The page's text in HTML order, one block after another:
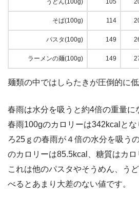
うどん(100g) 105
そば(100g) 114
パスタ(100g) 149
ラーメンの麺(100g) 149
麺類の中ではしらたきが圧倒的に低
春雨は水分を吸うと約4倍の重量に
春雨100gのカロリーは342kcalとな
ろ25ｇの春雨が４倍の水分を吸う
のカロリーは85.5kcal、糖質はカロ
これは他のパスタやそうめん、う
べるとあまり大差のない値です。